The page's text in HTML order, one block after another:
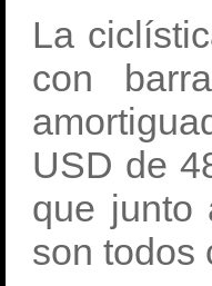
La
con
USD de
que junto
son todos